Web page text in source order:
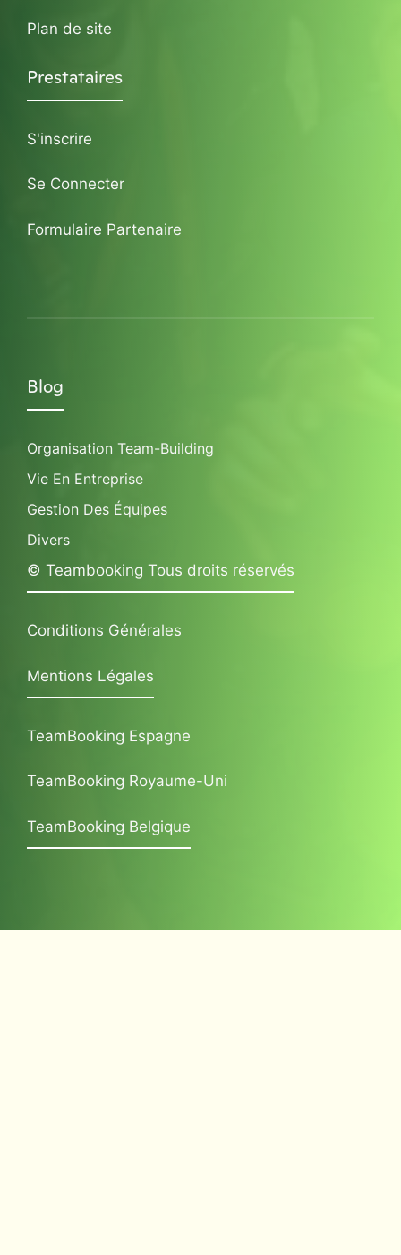
Plan de site
Prestataires
S'inscrire
Se Connecter
Formulaire Partenaire
Blog
Organisation Team-Building
Vie En Entreprise
Gestion Des Équipes
Divers
© Teambooking Tous droits réservés
Conditions Générales
Mentions Légales
TeamBooking Espagne
TeamBooking Royaume-Uni
TeamBooking Belgique